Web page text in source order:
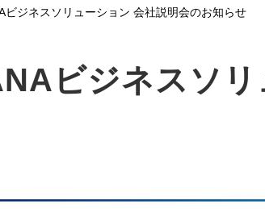
ビジネスソリューション 会社説明会のお知らせ
ビジネスソ